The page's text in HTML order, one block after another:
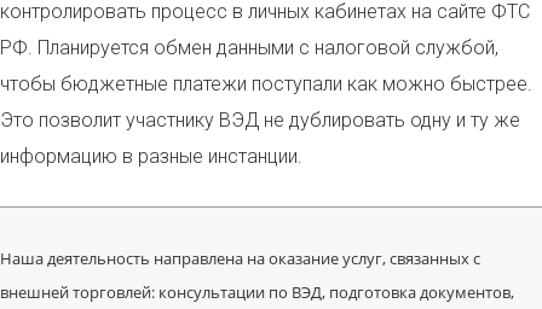
контролировать процесс в личных кабинетах на сайте ФТС
РФ. Планируется обмен данными с налоговой службой,
чтобы бюджетные платежи поступали как можно быстрее.
Это позволит участнику ВЭД не дублировать одну и ту же
информацию в разные инстанции.
Наша деятельность направлена на оказание услуг, связанных с
внешней торговлей: консультации по ВЭД, подготовка документов,